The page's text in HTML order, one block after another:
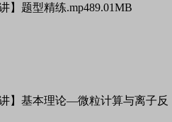
】题型精练.mp489.01MB
】基本理论—微粒计算与离子反